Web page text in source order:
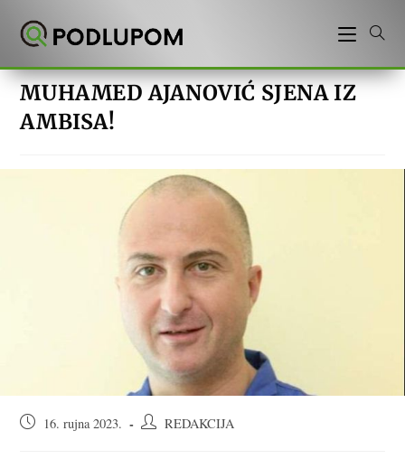
MUHAMED AJANOVIĆ SJENA IZ
AMBISA!
Objava16. rujna 2023.
AutorREDAKCIJA